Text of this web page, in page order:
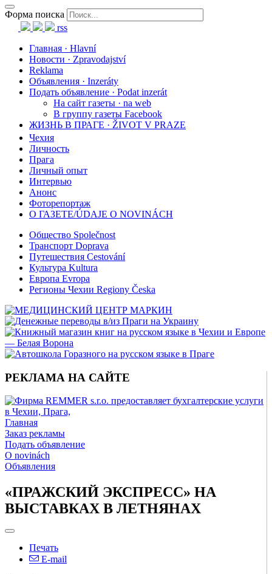
Форма поиска
rss
Главная · Hlavní
Новости · Zpravodajství
Reklama
Объявления · Inzeráty
Подать объявление · Podat inzerát
На сайт газеты · na web
В группу газеты Facebook
ЖИЗНЬ В ПРАГЕ · ŽIVOT V PRAZE
Чехия
Личность
Прага
Личный опыт
Интервью
Анонс
Фоторепортаж
О ГАЗЕТЕ/ÚDAJE O NOVINÁCH
Общество Společnost
Транспорт Doprava
Путешествия Cestování
Культура Kultura
Европа Evropa
Регионы Чехии Regiony Česka
РЕКЛАМА НА САЙТЕ
Главная
Заказ рекламы
Подать объявление
O novinách
Объявления
«ПРАЖСКИЙ ЭКСПРЕСС» НА
ВЫСТАВКАХ В ЛЕТНЯНАХ
Печать
E-mail